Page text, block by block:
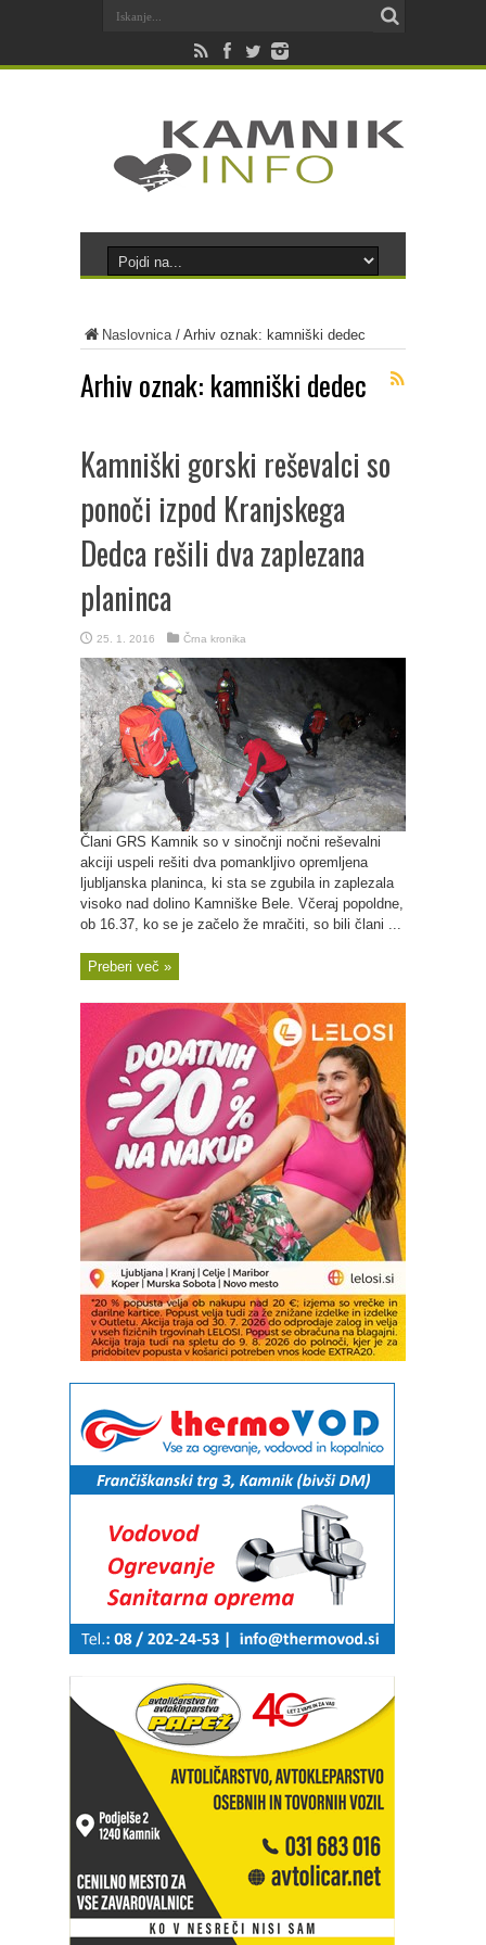
Naslovnica/ Arhiv oznak: kamniški dedec
Arhiv oznak: kamniški dedec
Kamniški gorski reševalci so
ponoči izpod Kranjskega
Dedca rešili dva zaplezana
planinca
25. 1. 2016 Črna kronika
Člani GRS Kamnik so v sinočnji nočni reševalni
akciji uspeli rešiti dva pomankljivo opremljena
ljubljanska planinca, ki sta se zgubila in zaplezala
visoko nad dolino Kamniške Bele. Včeraj popoldne,
ob 16.37, ko se je začelo že mračiti, so bili člani ...
Preberi več »